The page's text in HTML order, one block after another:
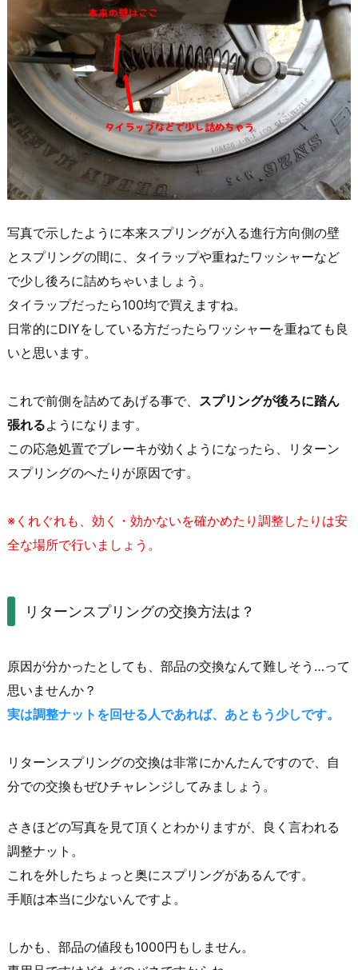
写真で示したように本来スプリングが入る進行方向側の壁
とスプリングの間に、タイラップや重ねたワッシャーなど
で少し後ろに詰めちゃいましょう。
タイラップだったら100均で買えますね。
日常的にDIYをしている方だったらワッシャーを重ねても良
いと思います。
これで前側を詰めてあげる事で、 スプリングが後ろに踏ん
張れるようになります。
この応急処置でブレーキが効くようになったら、リターン
スプリングのへたりが原因です。
※くれぐれも、効く・効かないを確かめたり調整したりは安
全な場所で行いましょう。
リターンスプリングの交換方法は？
原因が分かったとしても、部品の交換なんて難しそう…って
思いませんか？
実は調整ナットを回せる人であれば、あともう少しです。
リターンスプリングの交換は非常にかんたんですので、自
分での交換もぜひチャレンジしてみましょう。
さきほどの写真を見て頂くとわかりますが、良く言われる
調整ナット。
これを外したちょっと奥にスプリングがあるんです。
手順は本当に少ないんですよ。
しかも、部品の値段も1000円もしません。